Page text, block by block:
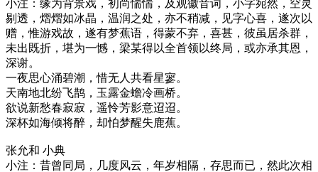
小注：缘为背景戏，初尚惴惴，及观徽音词，小字宛然，空灵
剔透，熠熠如冰晶，温润之处，亦不稍减，见字心喜，遂次以
赠，惟游戏故，遂有梦蕉语，得蒙不弃，喜甚，彼虽居杀群，
未出既折，堪为一憾，梁某得以全首领以终局，或亦承其恩，
深谢。
一夜思心涌碧潮，惜无人共看星寥。
天南地北纷飞鹊，玉露金蟾冷画桥。
欲说新愁春寂寂，遥怜芳影意迢迢。
深杯如海倾将醉，却怕梦醒失鹿蕉。
张允和 小典
小注：昔曾同局，几度风云，年岁相隔，存思而已，然此次相